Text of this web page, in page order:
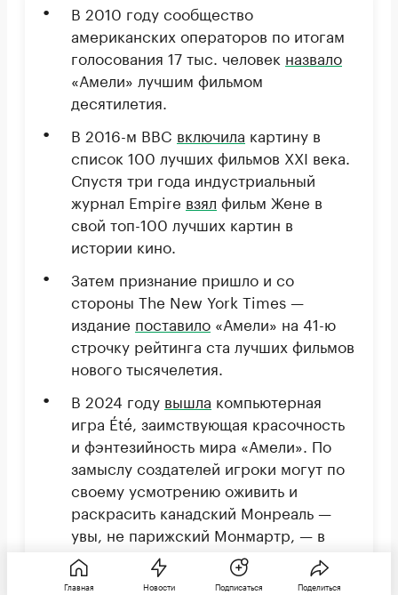
В 2010 году сообщество
американских операторов по итогам
голосования 17 тыс. человек назвало
«Амели» лучшим фильмом
десятилетия.
В 2016-м BBC включила картину в
список 100 лучших фильмов XXI века.
Спустя три года индустриальный
журнал Empire взял фильм Жене в
свой топ-100 лучших картин в
истории кино.
Затем признание пришло и со
стороны The New York Times —
издание поставило «Амели» на 41-ю
строчку рейтинга ста лучших фильмов
нового тысячелетия.
В 2024 году вышла компьютерная
игра Été, заимствующая красочность
и фэнтезийность мира «Амели». По
замыслу создателей игроки могут по
своему усмотрению оживить и
раскрасить канадский Монреаль —
увы, не парижский Монмартр, — в
духе визуального стиля Жан-Пьера
Жене.
Главная Новости Подписаться Поделиться